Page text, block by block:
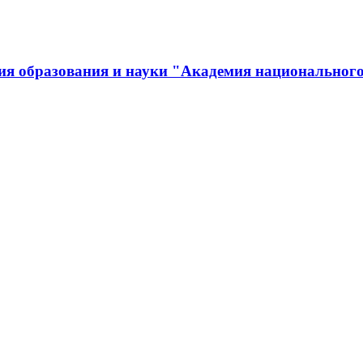
образования и науки "Академия